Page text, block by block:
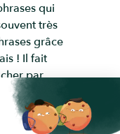
qui
très
grâce
! Il fait
par
beau, ou
elle est